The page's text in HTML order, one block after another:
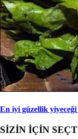
En iyi güzellik
SİZİN İÇİN